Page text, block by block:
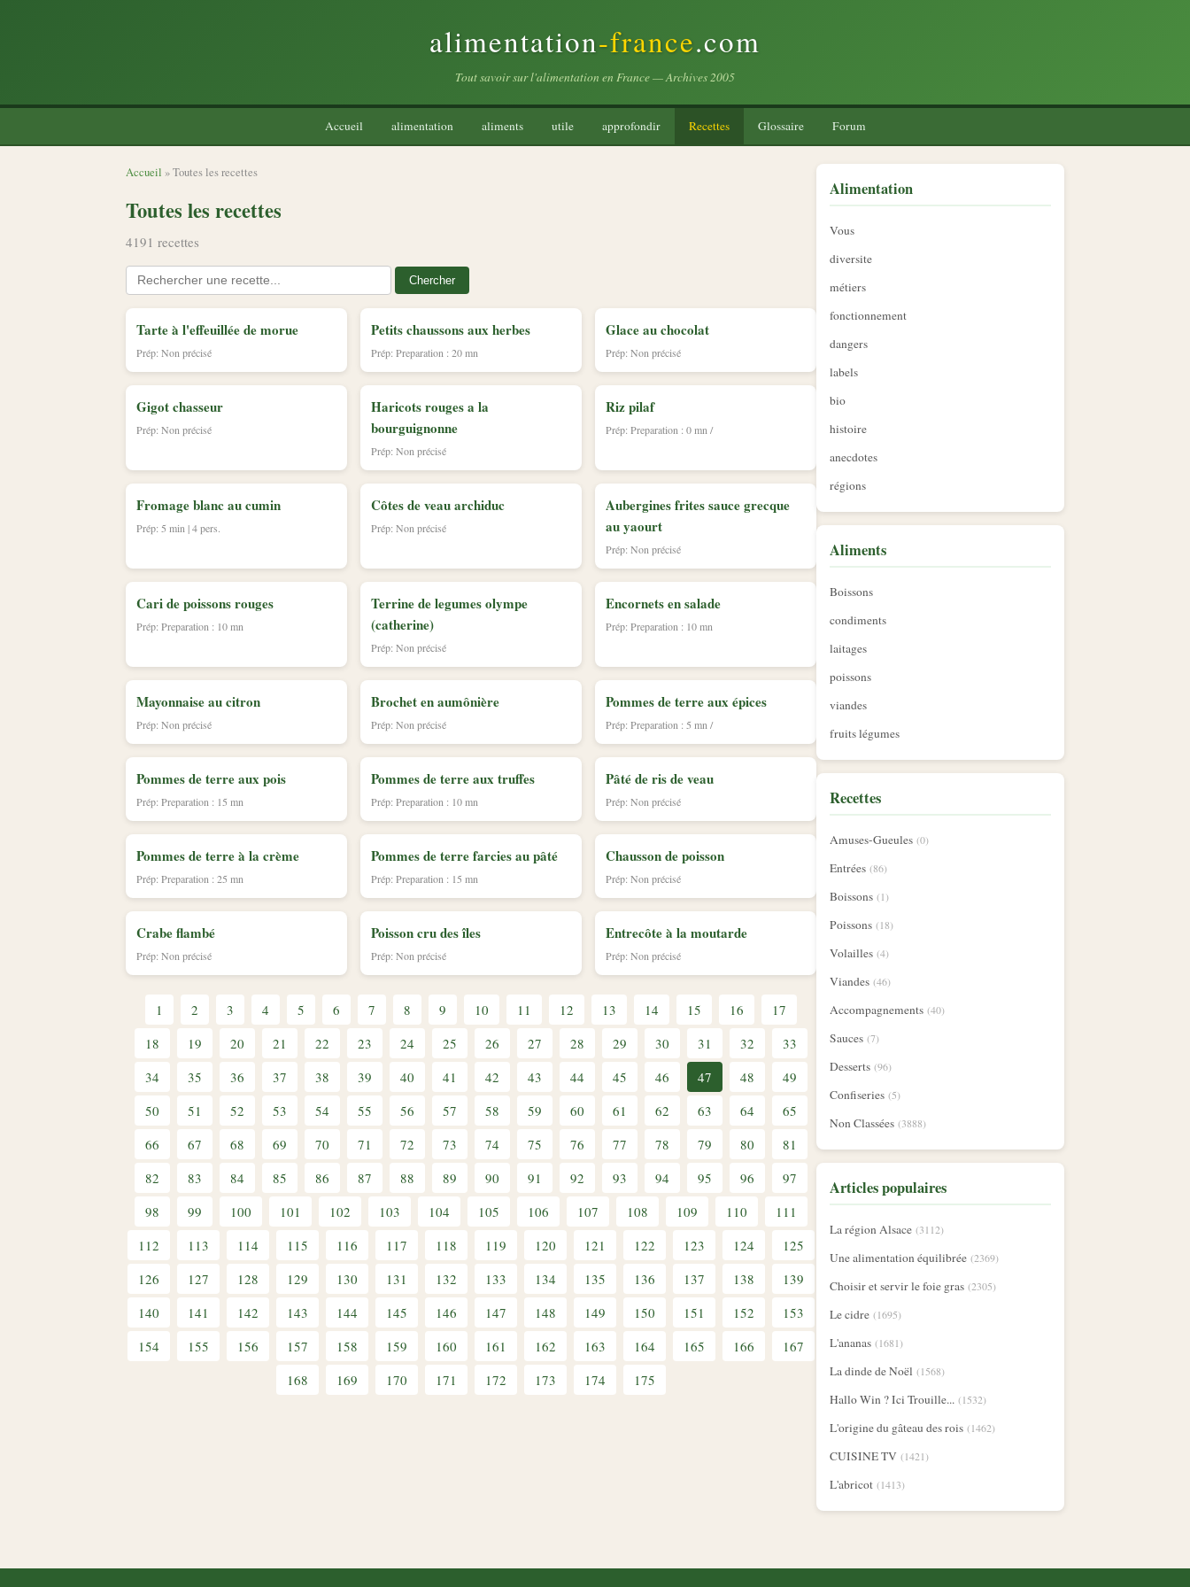
alimentation-france.com
Tout savoir sur l'alimentation en France — Archives 2005
Accueil alimentation aliments utile approfondir Recettes Glossaire Forum
Accueil » Toutes les recettes
Toutes les recettes
4191 recettes
Chercher
Tarte à l'effeuillée de morue
Prép: Non précisé
Petits chaussons aux herbes
Prép: Preparation : 20 mn
Glace au chocolat
Prép: Non précisé
Gigot chasseur
Prép: Non précisé
Haricots rouges a la
bourguignonne
Prép: Non précisé
Riz pilaf
Prép: Preparation : 0 mn /
Fromage blanc au cumin
Prép: 5 min | 4 pers.
Côtes de veau archiduc
Prép: Non précisé
Aubergines frites sauce grecque
au yaourt
Prép: Non précisé
Cari de poissons rouges
Prép: Preparation : 10 mn
Terrine de legumes olympe
(catherine)
Prép: Non précisé
Encornets en salade
Prép: Preparation : 10 mn
Mayonnaise au citron
Prép: Non précisé
Brochet en aumônière
Prép: Non précisé
Pommes de terre aux épices
Prép: Preparation : 5 mn /
Pommes de terre aux pois
Prép: Preparation : 15 mn
Pommes de terre aux truffes
Prép: Preparation : 10 mn
Pâté de ris de veau
Prép: Non précisé
Pommes de terre à la crème
Prép: Preparation : 25 mn
Pommes de terre farcies au pâté
Prép: Preparation : 15 mn
Chausson de poisson
Prép: Non précisé
Crabe flambé
Prép: Non précisé
Poisson cru des îles
Prép: Non précisé
Entrecôte à la moutarde
Prép: Non précisé
1 2 3 4 5 6 7 8 9 10 11 12 13 14 15 16
17
18
19 20 21 22 23 24 25 26 27 28 29 30 31 32
33
34
35 36 37 38 39 40 41 42 43 44 45 46 47 48
49
50
51 52 53 54 55 56 57 58 59 60 61 62 63 64
65
66
67 68 69 70 71 72 73 74 75 76 77 78 79 80
81
82
83 84 85 86 87 88 89 90 91 92 93 94 95 96
97
98
99 100 101 102 103 104 105 106 107 108 109 110
111
112
113 114 115 116 117 118 119 120 121 122 123 124
125
126
127 128 129 130 131 132 133 134 135 136 137 138
139
140
141 142 143 144 145 146 147 148 149 150 151 152
153
154
155 156 157 158 159 160 161 162 163 164 165 166
167
168
169 170 171 172 173 174 175
Alimentation
Vous
diversite
métiers
fonctionnement
dangers
labels
bio
histoire
anecdotes
régions
Aliments
Boissons
condiments
laitages
poissons
viandes
fruits légumes
Recettes
Amuses-Gueules (0)
Entrées (86)
Boissons (1)
Poissons (18)
Volailles (4)
Viandes (46)
Accompagnements (40)
Sauces (7)
Desserts (96)
Confiseries (5)
Non Classées (3888)
Articles populaires
La région Alsace (3112)
Une alimentation équilibrée (2369)
Choisir et servir le foie gras (2305)
Le cidre (1695)
L'ananas (1681)
La dinde de Noël (1568)
Hallo Win ? Ici Trouille... (1532)
L'origine du gâteau des rois (1462)
CUISINE TV (1421)
L'abricot (1413)